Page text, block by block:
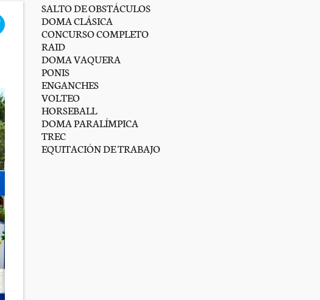
SALTO DE OBSTÁCULOS
DOMA CLÁSICA
CONCURSO COMPLETO
RAID
DOMA VAQUERA
PONIS
ENGANCHES
VOLTEO
HORSEBALL
DOMA PARALÍMPICA
TREC
EQUITACIÓN DE TRABAJO